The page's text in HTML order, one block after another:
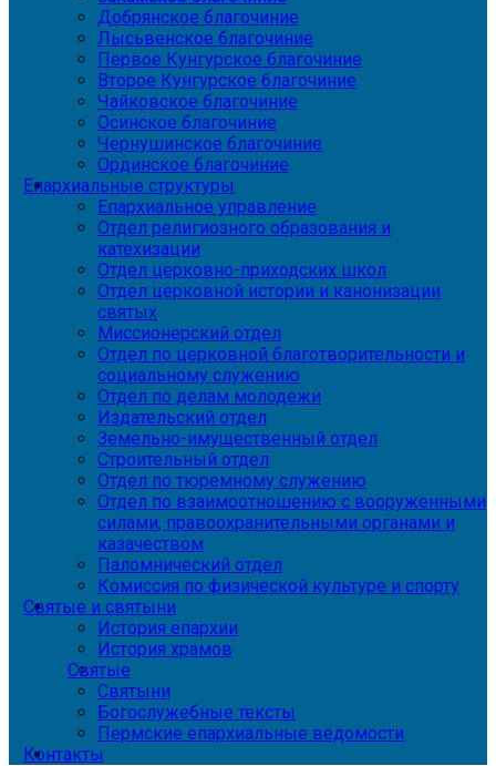
Добрянское благочиние
Лысьвенское благочиние
Первое Кунгурское благочиние
Второе Кунгурское благочиние
Чайковское благочиние
Осинское благочиние
Чернушинское благочиние
Ординское благочиние
Епархиальные структуры
Епархиальное управление
Отдел религиозного образования и
катехизации
Отдел церковно-приходских школ
Отдел церковной истории и канонизации
святых
Миссионерский отдел
Отдел по церковной благотворительности и
социальному служению
Отдел по делам молодежи
Издательский отдел
Земельно-имущественный отдел
Строительный отдел
Отдел по тюремному служению
Отдел по взаимоотношению с вооруженными
силами, правоохранительными органами и
казачеством
Паломнический отдел
Комиссия по физической культуре и спорту
Святые и святыни
История епархии
История храмов
Святые
Святыни
Богослужебные тексты
Пермские епархиальные ведомости
Контакты